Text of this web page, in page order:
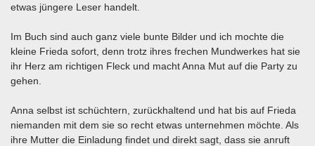
etwas jüngere Leser handelt.
Im Buch sind auch ganz viele bunte Bilder und ich mochte die
kleine Frieda sofort, denn trotz ihres frechen Mundwerkes hat sie
ihr Herz am richtigen Fleck und macht Anna Mut auf die Party zu
gehen.
Anna selbst ist schüchtern, zurückhaltend und hat bis auf Frieda
niemanden mit dem sie so recht etwas unternehmen möchte. Als
ihre Mutter die Einladung findet und direkt sagt, dass sie anruft